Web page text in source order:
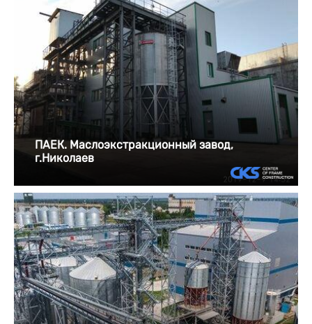
ПАЕК. Маслоэкстракционный завод,
г.Николаев